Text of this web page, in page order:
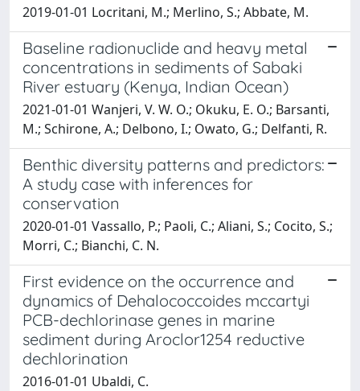
2019-01-01 Locritani, M.; Merlino, S.; Abbate, M.
Baseline radionuclide and heavy metal
concentrations in sediments of Sabaki
River estuary (Kenya, Indian Ocean)
2021-01-01 Wanjeri, V. W. O.; Okuku, E. O.; Barsanti,
M.; Schirone, A.; Delbono, I.; Owato, G.; Delfanti, R.
Benthic diversity patterns and predictors:
A study case with inferences for
conservation
2020-01-01 Vassallo, P.; Paoli, C.; Aliani, S.; Cocito, S.;
Morri, C.; Bianchi, C. N.
First evidence on the occurrence and
dynamics of Dehalococcoides mccartyi
PCB-dechlorinase genes in marine
sediment during Aroclor1254 reductive
dechlorination
2016-01-01 Ubaldi, C.